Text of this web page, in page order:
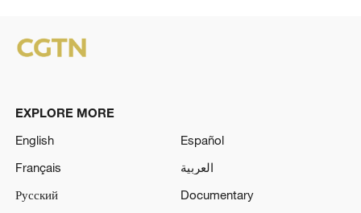
EXPLORE MORE
English
Español
Français
العربية
Русский
Documentary